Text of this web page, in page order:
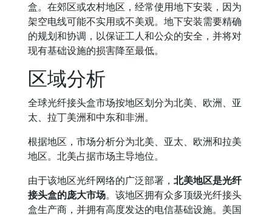
盒。在郊区或农村地区，经常使用地下安装，因为
架空电线可能不实用或不美观。地下安装需要精确
的规划和协调，以保证工人和公众的安全，并将对
现有基础设施的损害降至最低。
区域分析
全球光纤接头盒市场按地区划分为北美、欧洲、亚
太、拉丁美洲和中东和非洲。
根据地区，市场分析分为北美、亚太、欧洲和拉美
地区。北美占据市场主导地位。
由于该地区光纤网络的广泛部署， 北美地区是光纤
接头盒的庞大市场。该地区拥有众多顶级光纤接头
盒生产商，并拥有高度发达的电信基础设施。美国